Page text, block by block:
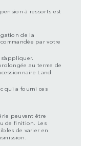
à ressorts est
de la
par votre
au terme de
Land
qui a fourni ces
peuvent être
de finition. Les
de varier en